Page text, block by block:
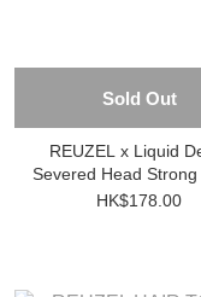
Sold Out
REUZEL x Liquid
Severed Head Strong
Clay 3.38oz
HK$178.00